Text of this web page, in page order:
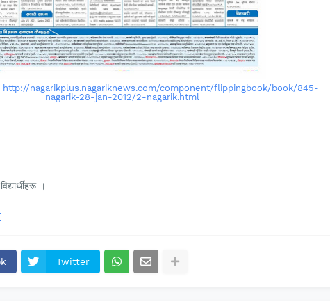
http://nagarikplus.nagariknews.com/component/flippingbook/book/845-
nagarik-28-jan-2012/2-nagarik.html
।
Twitter